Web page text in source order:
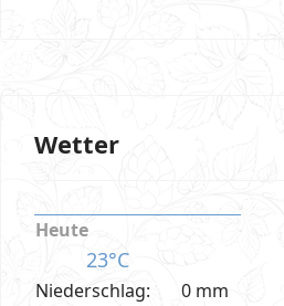
Wetter
Heute
23°C
Niederschlag:
0 mm